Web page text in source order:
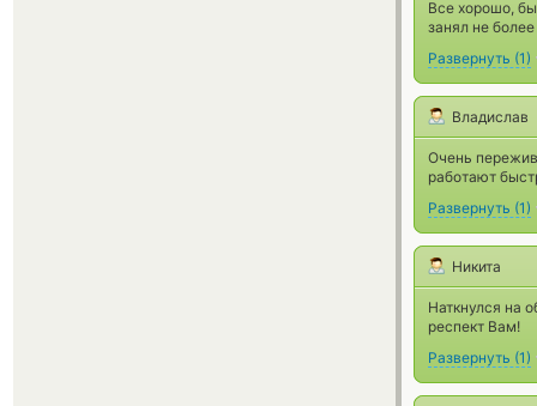
Все хорошо,
занял не
Развернуть (1)
Владислав
Очень
работают
Развернуть (1)
Никита
Наткнулся на
респект Вам!
Развернуть (1)